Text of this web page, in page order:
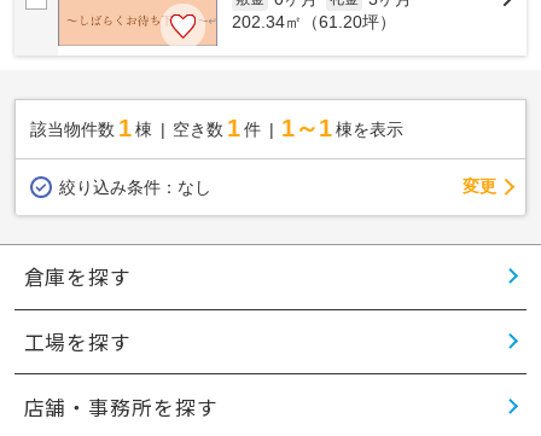
202.34㎡（61.20坪）
該当物件数 1棟 空き数 1 件 1～1 棟を表示
絞り込み条件： なし 変更
倉庫を探す
工場を探す
店舗・事務所を探す